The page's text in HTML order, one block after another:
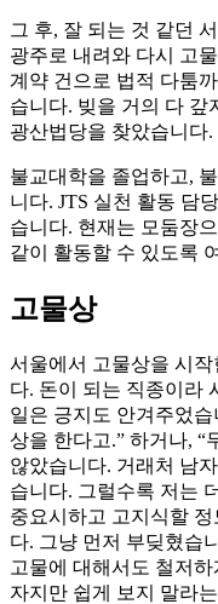
그 후, 잘 되는 것 같던
광주로 내려와 다시 고
계약 건으로 법적 다툼
습니다. 빚을 거의 다 갚
광산법당을 찾았습니다.
불교대학을 졸업하고,
니다. JTS 실천 활동 담
습니다. 현재는 모둠장
같이 활동할 수 있도록
고물상
서울에서 고물상을 시작
다. 돈이 되는 직종이라
일은 긍지도 안겨주었
상을 한다고.” 하거나, “
않았습니다. 거래처 남
습니다. 그럴수록 저는
중요시하고 고지식할
다. 그냥 먼저 부딪혔습
고물에 대해서도 철저
자지만 쉽게 보지 말라